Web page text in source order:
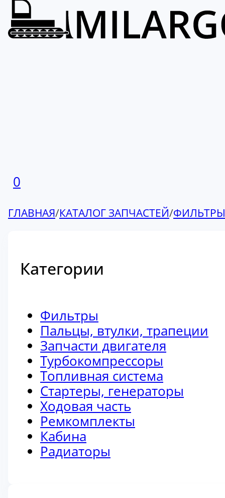
0
ГЛАВНАЯ/КАТАЛОГ ЗАПЧАСТЕЙ/ФИЛЬТРЫ
Категории
Фильтры
Пальцы, втулки, трапеции
Запчасти двигателя
Турбокомпрессоры
Топливная система
Стартеры, генераторы
Ходовая часть
Ремкомплекты
Кабина
Радиаторы